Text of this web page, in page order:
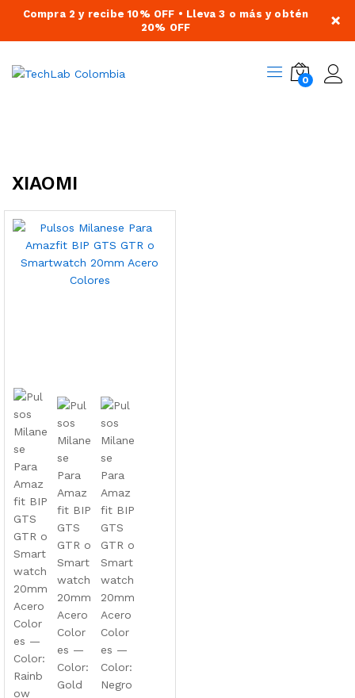
Compra 2 y recibe 10% OFF • Lleva 3 o más y obtén
20% OFF
×
0
XIAOMI